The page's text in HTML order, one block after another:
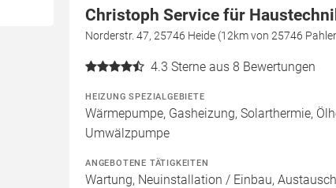
Christoph Service für
Norderstr. 47, 25746 Heide (12km von 25746
4.3 Sterne aus 8 Bewertungen
HEIZUNG SPEZIALGEBIETE
Wärmepumpe, Gasheizung, Solarthermie,
Umwälzpumpe
ANGEBOTENE TÄTIGKEITEN
Wartung, Neuinstallation / Einbau,